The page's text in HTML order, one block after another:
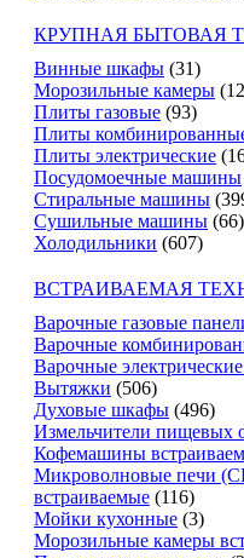
КРУПНАЯ БЫТОВАЯ
Винные шкафы (31)
Морозильные камеры
Плиты газовые (93)
Плиты
Плиты электрические
Посудомоечные машины
Стиральные машины
Сушильные машины (66)
Холодильники (607)
ВСТРАИВАЕМАЯ
Варочные газовые
Варочные
Варочные
Вытяжки (506)
Духовые шкафы (496)
Измельчители пищевых
Кофемашины
Микроволновые печи
встраиваемые (116)
Мойки кухонные (3)
Морозильные камеры